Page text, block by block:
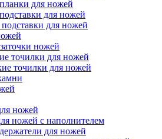
для ножей
для ножей
для ножей
ножей
точилки для ножей
точилки для ножей
ножей
ножей с наполнителем
для ножей